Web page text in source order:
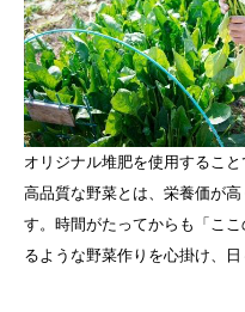
オリジナル堆肥を使用すること
高品質な野菜とは、栄養価が
す。時間がたってからも「こ
るような野菜作りを心掛け、